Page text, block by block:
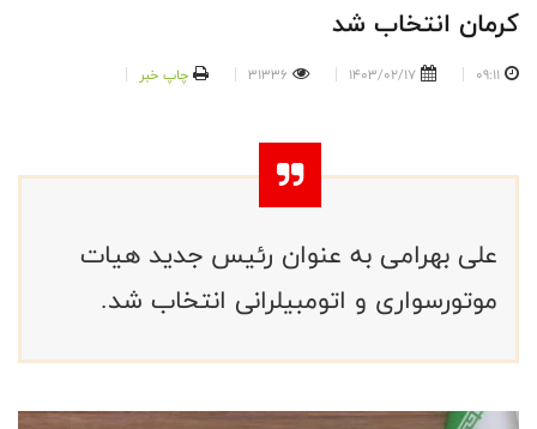
کرمان انتخاب شد
09:11
1403/02/17
31336 چاپ خبر
علی بهرامی به عنوان رئیس جدید هیات
موتورسواری و اتومبیلرانی انتخاب شد.